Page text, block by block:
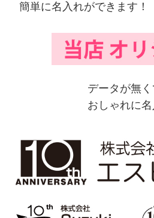
簡単に名入れができます！
データが無
おしゃれに名